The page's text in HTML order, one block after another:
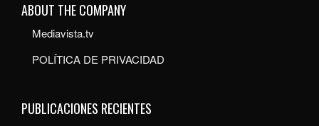
ABOUT THE COMPANY
Mediavista.tv
POLÍTICA DE PRIVACIDAD
PUBLICACIONES RECIENTES